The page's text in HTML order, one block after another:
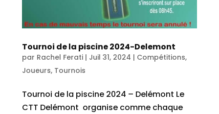
Tournoi de la piscine 2024-Delemont
par Rachel Ferati| Juil 31, 2024 | Compétitions,
Joueurs, Tournois
Tournoi de la piscine 2024 – Delémont Le
CTT Delémont organise comme chaque